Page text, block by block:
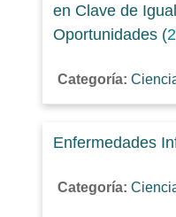
en Clave de
Oportunidades (
Categoría:
Enfermedades
Categoría: